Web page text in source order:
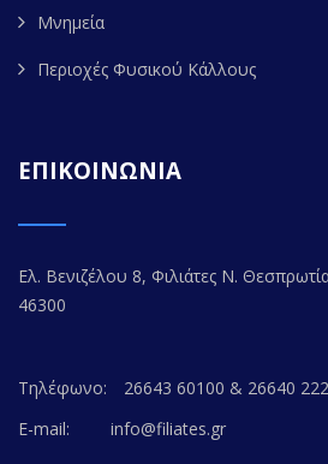
Μνημεία
Περιοχές Φυσικού Κάλλους
ΕΠΙΚΟΙΝΩΝΙΑ
Ελ. Βενιζέλου 8, Φιλιάτες Ν.
46300
Τηλέφωνο:
26643 60100 & 26640
E-mail:
info@filiates.gr